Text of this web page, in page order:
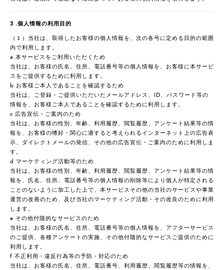
3 .個人情報の利用目的
（１）当社は、取得したお客様の個人情報を、次の各号に定める目的の範囲
内で利用します。
a 本サービスをご利用いただくため
当社は、お客様の氏名、住所、電話番号等の個人情報を、お客様に本サービ
スをご提供するために利用します。
b お客様ご本人であることを確認するため
当社は、ご登録・ご提供いただいたメールアドレス、ID、パスワード等の
情報を、お客様ご本人であることを確認するために利用します。
c 広告宣伝・ご案内のため
当社は、お客様の性別、年齢、利用履歴、閲覧履歴、アンケート結果等の情
報を、お客様の嗜好・関心に適すると考えられるインターネット上の広告表
示、ダイレクトメールの発信、その他の広告宣伝・ご案内のために利用しま
す。
d マーケティング活動等のため
当社は、お客様の性別、年齢、利用履歴、閲覧履歴、アンケート結果等の情
報を、氏名、住所、電話番号等の個人情報の削除等により個人が特定される
ことのないように加工した上で、本サービスその他の当社のサービスや事業
運営の改善のため、及び当社のマーケティング活動・その改良のために利用
します。
e その他付随的なサービスのため
当社は、お客様の氏名、住所、電話番号等の個人情報を、アフターサービス
のご提供、各種アンケートの実施、その他付随的なサービスご提供のために
利用します。
f 不正利用・違反行為等の予防・対応のため
当社は、お客様の氏名、住所、電話番号、利用履歴、閲覧履歴等の情報を、